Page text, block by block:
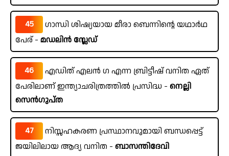
45
ഗാന്ധി ശിഷ്യയായ മീരാ ബെന്നിന്റെ യഥാർഥ
പേര് - മഡലിൻ സ്ലേഡ്
46
എഡിത് എലൻ ഗ എന്ന ബ്രിട്ടീഷ് വനിത ഏത്
പേരിലാണ് ഇന്ത്യാചരിത്രത്തിൽ പ്രസിദ്ധ - നെല്ലി
സെൻഗുപ്ത
47
നിസ്സഹകരണ പ്രസ്ഥാനവുമായി ബന്ധപ്പെട്ട്
ജയിലിലായ ആദ്യ വനിത - ബാസന്തിദേവി